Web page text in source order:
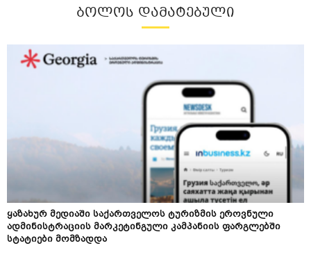
ᲑᲝᲚᲝᲡ ᲓᲐᲛᲐᲢᲔᲑᲣᲚᲘ
ყაზახურ მედიაში საქართველოს ტურიზმის ეროვნული
ადმინისტრაციის მარკეტინგული კამპანიის ფარგლებში
სტატიები მომზადდა